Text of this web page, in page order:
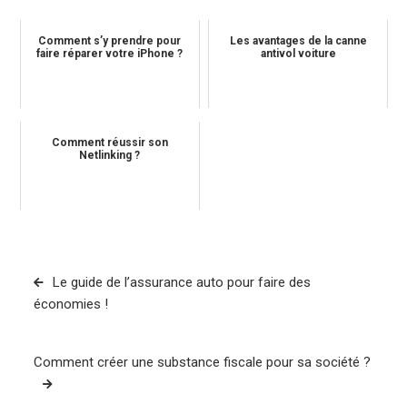
Comment s’y prendre pour
faire réparer votre iPhone ?
Les avantages de la canne
antivol voiture
Comment réussir son
Netlinking ?
Navigation
de
Le guide de l’assurance auto pour faire des
économies !
Comment créer une substance fiscale pour sa société ?